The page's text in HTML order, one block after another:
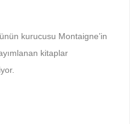
kurucusu Montaigne’in
kitaplar